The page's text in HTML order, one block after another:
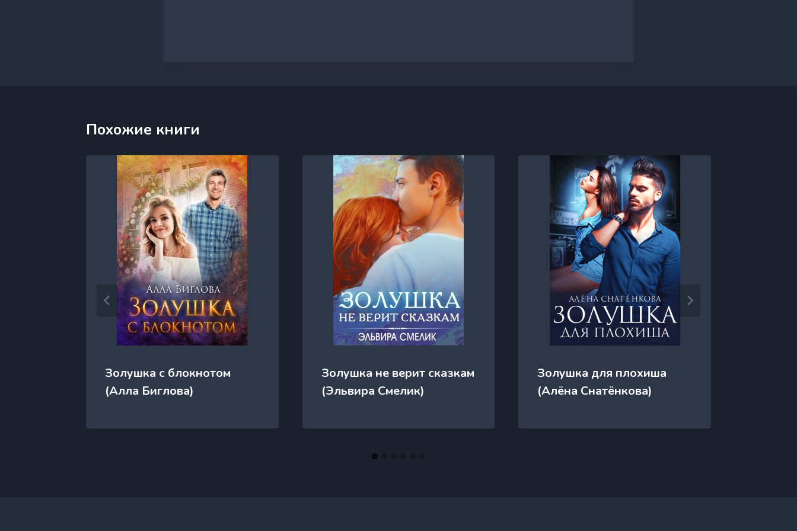
Похожие книги
Золушка с блокнотом
(Алла Биглова)
Золушка не верит сказкам
(Эльвира Смелик)
Золушка для плохиша
(Алёна Снатёнкова)